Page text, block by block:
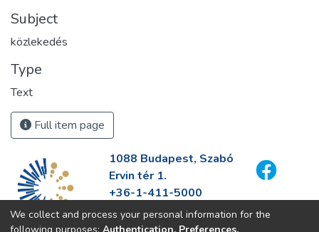
Subject
közlekedés
Type
Text
Full item page
1088 Budapest, Szabó
Ervin tér 1.
+36-1-411-5000
info@fszek.hu
https://fszek.hu
We collect and process your personal information for the